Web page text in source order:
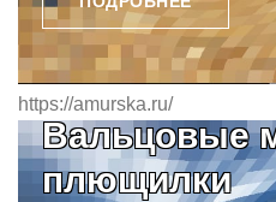
https://amurska.ru/
Вальцовые
плющилки